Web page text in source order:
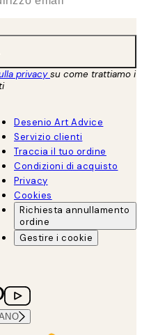
privacysu come trattiamo i
Desenio Art Advice
Servizio clienti
Traccia il tuo ordine
Condizioni di acquisto
Privacy
Cookies
Richiesta annullamento
ordine
Gestire i cookie